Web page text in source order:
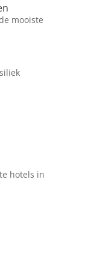
mooiste
hotels in